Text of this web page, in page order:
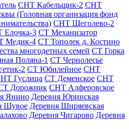
СНТ Кабельщик-2 СНТ
(Головная организация фонд
СНТ Щеголево-2
Елочка-3 СТ Механизатор
Медик-4 СТ Тополек д. Костино
многодетных семей СТ Горка
Поляна-1 СТ Чернолесье
2 СТ Юбилейное СНТ
Гуслица СТ Деменское СНТ
Дорожник СНТ Алферовское
Янино Деревня Юринская
Шувое Деревня Ширяевская
Деревня Чигарово Деревня